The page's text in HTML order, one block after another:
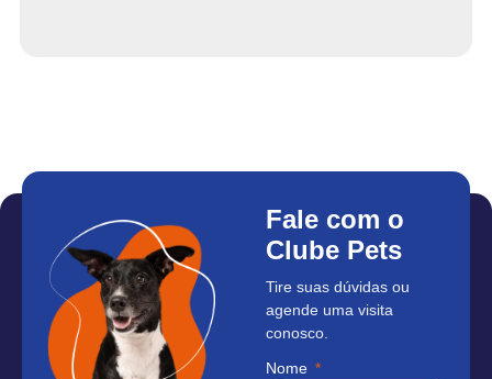
Fale com o
Clube Pets
Tire suas dúvidas ou
agende uma visita
conosco.
Nome